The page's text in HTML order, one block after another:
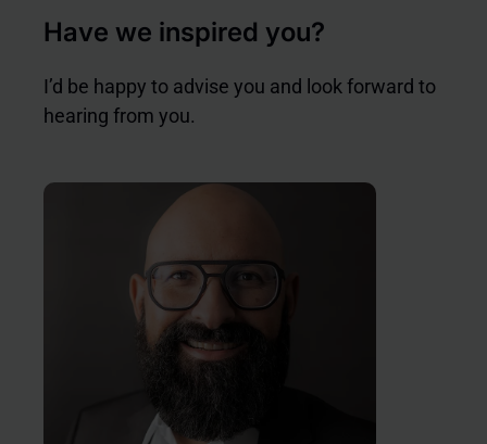
Have we inspired you?
I’d be happy to advise you and look forward to
hearing from you.